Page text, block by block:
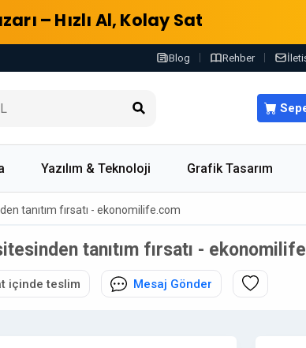
– Hızlı Al, Kolay Sat
Blog Rehber
Yazılım & Teknoloji Grafik Tasarım
tanıtım fırsatı - ekonomilife.com
tanıtım fırsatı -
içinde teslim Mesaj Gönder